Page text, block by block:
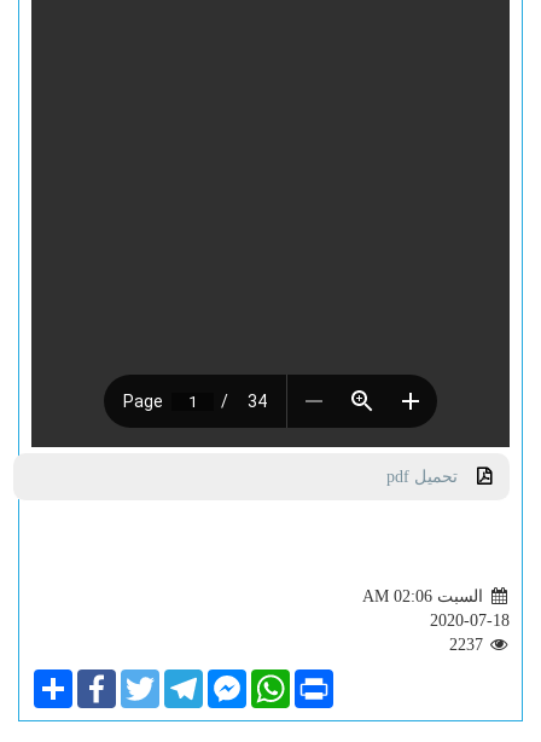
تحميل pdf
السبت AM 02:06
2020-07-18
ShareFacebookTwitterTelegramFacebook
Messenger
WhatsApp Print